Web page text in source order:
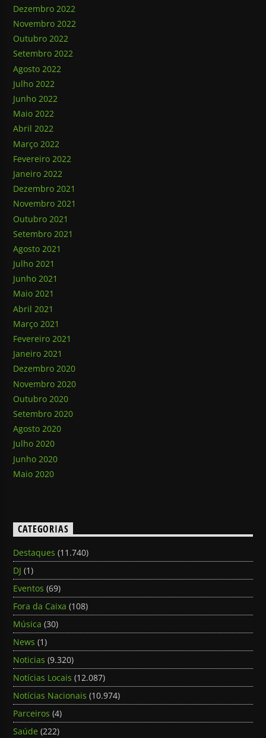
Dezembro 2022
Novembro 2022
Outubro 2022
Setembro 2022
Agosto 2022
Julho 2022
Junho 2022
Maio 2022
Abril 2022
Março 2022
Fevereiro 2022
Janeiro 2022
Dezembro 2021
Novembro 2021
Outubro 2021
Setembro 2021
Agosto 2021
Julho 2021
Junho 2021
Maio 2021
Abril 2021
Março 2021
Fevereiro 2021
Janeiro 2021
Dezembro 2020
Novembro 2020
Outubro 2020
Setembro 2020
Agosto 2020
Julho 2020
Junho 2020
Maio 2020
CATEGORIAS
Destaques (11.740)
DJ (1)
Eventos (69)
Fora da Caixa (108)
Música (30)
News (1)
Noticias (9.320)
Notícias Locais (12.087)
Notícias Nacionais (10.974)
Parceiros (4)
Saúde (222)